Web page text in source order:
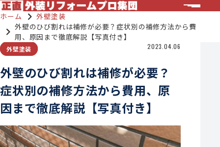
ホーム
外壁塗装
外壁のひび割れは補修が必要？症状別の補修方法から費
用、原因まで徹底解説【写真付き】
外壁塗装 2023.04.06
外壁のひび割れは補修が必要？
症状別の補修方法から費用、原
因まで徹底解説【写真付き】